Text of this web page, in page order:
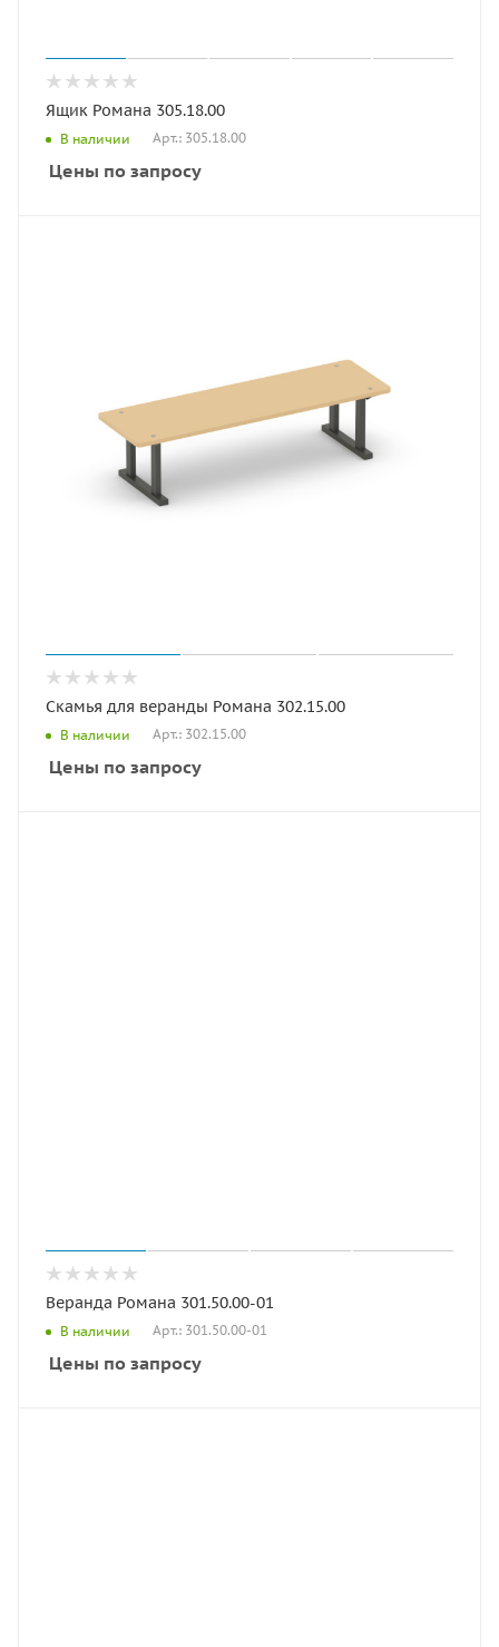
Ящик Романа 305.18.00
В наличии Арт.: 305.18.00
Цены по запросу
Скамья для веранды Романа 302.15.00
В наличии Арт.: 302.15.00
Цены по запросу
Веранда Романа 301.50.00-01
В наличии Арт.: 301.50.00-01
Цены по запросу